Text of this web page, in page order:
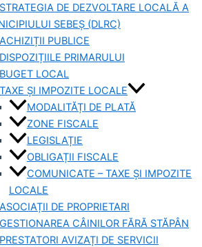
STRATEGIA DE DEZVOLTARE LOCALĂ A
SEBEȘ (DLRC)
ACHIZIȚII PUBLICE
DISPOZIȚIILE PRIMARULUI
BUGET LOCAL
TAXE ȘI IMPOZITE LOCALE
MODALITĂȚI DE PLATĂ
ZONE FISCALE
LEGISLAȚIE
OBLIGAȚII FISCALE
COMUNICATE – TAXE ȘI IMPOZITE
LOCALE
ASOCIAȚII DE PROPRIETARI
GESTIONAREA CÂINILOR FĂRĂ STĂPÂN
PRESTATORI AVIZAȚI DE SERVICII